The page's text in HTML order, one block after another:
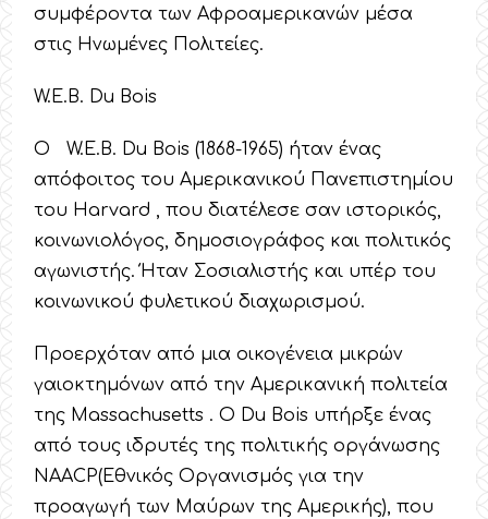
συμφέροντα των Αφροαμερικανών μέσα
στις Ηνωμένες Πολιτείες.
W.E.B. Du Bois
O W.E.B. Du Bois (1868-1965) ήταν ένας
απόφοιτος του Αμερικανικού Πανεπιστημίου
του Harvard , που διατέλεσε σαν ιστορικός,
κοινωνιολόγος, δημοσιογράφος και πολιτικός
αγωνιστής. Ήταν Σοσιαλιστής και υπέρ του
κοινωνικού φυλετικού διαχωρισμού.
Προερχόταν από μια οικογένεια μικρών
γαιοκτημόνων από την Αμερικανική πολιτεία
της Massachusetts . O Du Bois υπήρξε ένας
από τους ιδρυτές της πολιτικής οργάνωσης
NAACP(Εθνικός Οργανισμός για την
προαγωγή των Μαύρων της Αμερικής), που